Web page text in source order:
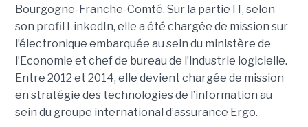
Bourgogne-Franche-Comté. Sur la partie IT, selon
son profil LinkedIn, elle a été chargée de mission sur
l’électronique embarquée au sein du ministère de
l’Economie et chef de bureau de l’industrie logicielle.
Entre 2012 et 2014, elle devient chargée de mission
en stratégie des technologies de l’information au
sein du groupe international d’assurance Ergo.